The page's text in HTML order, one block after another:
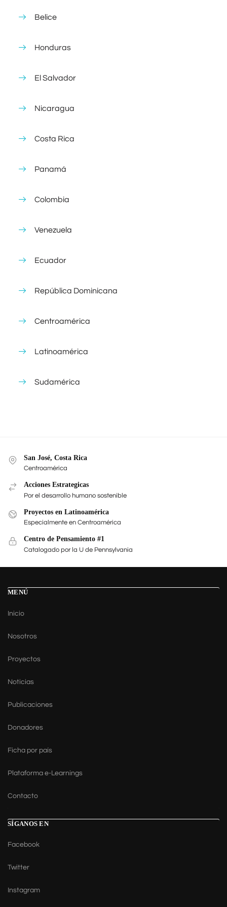
Belice
Honduras
El Salvador
Nicaragua
Costa Rica
Panamá
Colombia
Venezuela
Ecuador
República Dominicana
Centroamérica
Latinoamérica
Sudamérica
San José, Costa Rica
Centroamérica
Acciones Estrategicas
Por el desarrollo humano sostenible
Proyectos en Latinoamérica
Especialmente en Centroamérica
Centro de Pensamiento #1
Catalogado por la U de Pennsylvania
MENÚ
Inicio
Nosotros
Proyectos
Noticias
Publicaciones
Donadores
Ficha por país
Plataforma e-Learnings
Contacto
SÍGANOS EN
Facebook
Twitter
Instagram